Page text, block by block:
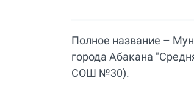
Полное название –
города Абакана
СОШ №30).